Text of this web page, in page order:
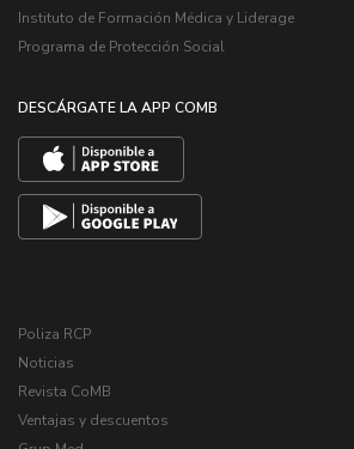
Instituto de Formación Médica y Liderage
Programa de Protección Social
DESCÁRGATE LA APP COMB
Poliza RCP
Noticias
Revista CoMB
Ventajas y descuentos